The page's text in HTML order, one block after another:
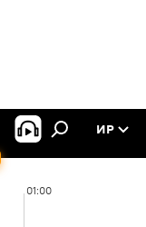
ИР
01:00